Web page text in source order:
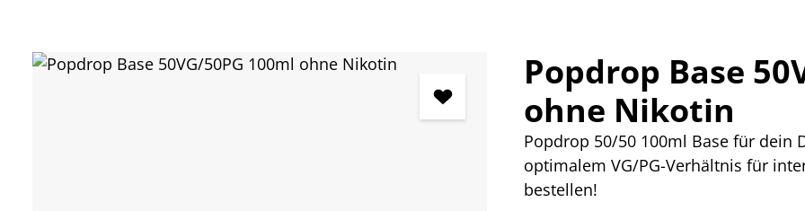
Bildergalerie überspringen
Popdrop Base
ohne Nikotin
Popdrop 50/50 100ml Base für dein
optimalem VG/PG-Verhältnis für
bestellen!